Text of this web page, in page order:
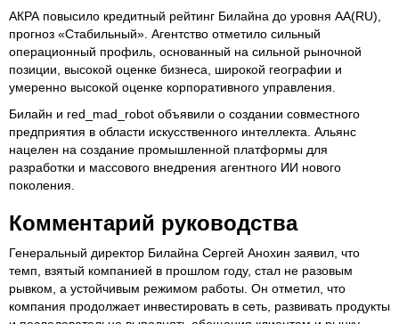
АКРА повысило кредитный рейтинг Билайна до уровня AA(RU),
прогноз «Стабильный». Агентство отметило сильный
операционный профиль, основанный на сильной рыночной
позиции, высокой оценке бизнеса, широкой географии и
умеренно высокой оценке корпоративного управления.
Билайн и red_mad_robot объявили о создании совместного
предприятия в области искусственного интеллекта. Альянс
нацелен на создание промышленной платформы для
разработки и массового внедрения агентного ИИ нового
поколения.
Комментарий руководства
Генеральный директор Билайна Сергей Анохин заявил, что
темп, взятый компанией в прошлом году, стал не разовым
рывком, а устойчивым режимом работы. Он отметил, что
компания продолжает инвестировать в сеть, развивать продукты